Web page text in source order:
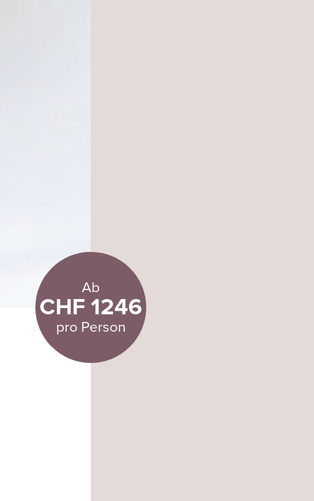
Ab
CHF 1246
pro Person